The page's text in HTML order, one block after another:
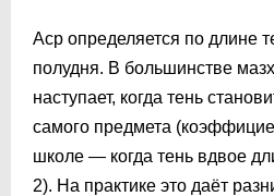
Аср определяется по длине
полудня. В большинстве
наступает, когда тень
самого предмета
школе — когда тень вдвое
2). На практике это даёт